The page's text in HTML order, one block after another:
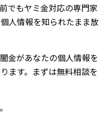
でもヤミ金対応の専門家
人情報を知られたまま放
金があなたの個人情報を
ます。まずは無料相談を